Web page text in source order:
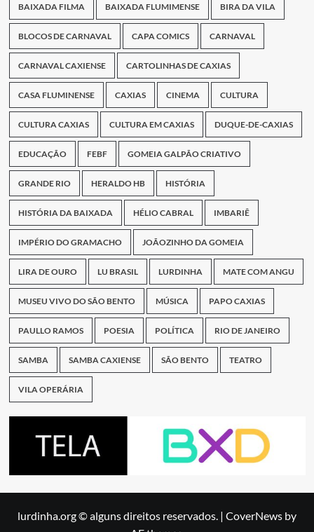
BAIXADA FILMA BAIXADA FLUMIMENSE BIRA DA VILA
BLOCOS DE CARNAVAL CAPA COMICS CARNAVAL
CARNAVAL CAXIENSE CARTOLINHAS DE CAXIAS
CASA FLUMINENSE CAXIAS CINEMA CULTURA
CULTURA CAXIAS CULTURA EM CAXIAS DUQUE-DE-CAXIAS
EDUCAÇÃO FEBF GOMEIA GALPÃO CRIATIVO
GRANDE RIO HERALDO HB HISTÓRIA
HISTÓRIA DA BAIXADA HÉLIO CABRAL IMBARIÊ
IMPÉRIO DO GRAMACHO JOÃOZINHO DA GOMEIA
LIRA DE OURO LU BRASIL LURDINHA MATE COM ANGU
MUSEU VIVO DO SÃO BENTO MÚSICA PAPO CAXIAS
PAULLO RAMOS POESIA POLÍTICA RIO DE JANEIRO
SAMBA SAMBA CAXIENSE SÃO BENTO TEATRO
VILA OPERÁRIA
lurdinha.org © alguns direitos reservados. | CoverNews by